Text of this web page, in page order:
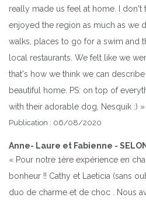
really made us feel at home. I don't
enjoyed the region as much as we
walks, places to go for a swim and
local restaurants. We felt like we
that's how we think we can
beautiful home. PS: on top of
with their adorable dog, Nesquik :) »
Publication : 06/08/2020
Anne- Laure et Fabienne -
« Pour notre 1ère expérience en
bonheur !! Cathy et Laeticia (sans
duo de charme et de choc . Nous